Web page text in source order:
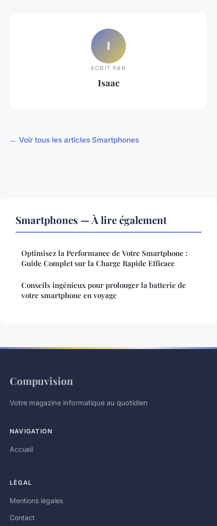
I
ECRIT PAR
Isaac
← Voir tous les articles Smartphones
Smartphones — À lire également
Optimisez la Performance de Votre Smartphone :
Guide Complet sur la Charge Rapide Efficace
Conseils ingénieux pour prolonger la batterie de
votre smartphone en voyage
Compuvision
Votre magazine informatique au quotidien
NAVIGATION
Accueil
LÉGAL
Mentions légales
Contact